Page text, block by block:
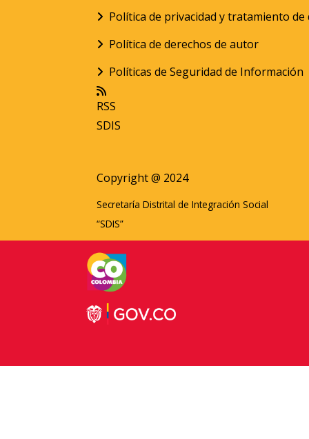
Política de privacidad y tratamiento
Política de derechos de autor
Políticas de Seguridad de Información
RSS
SDIS
Copyright @ 2024
Secretaría Distrital de Integración Social
“SDIS”